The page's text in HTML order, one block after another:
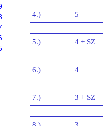
4.) 5
5.) 4 + SZ
6.) 4
7.) 3 + SZ